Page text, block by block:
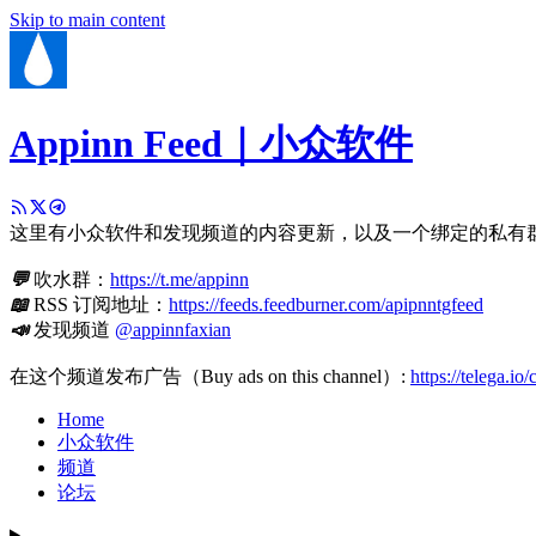
Skip to main content
Appinn Feed｜小众软件
这里有小众软件和发现频道的内容更新，以及一个绑定的私有
💬吹水群： https://t.me/appinn
📖RSS 订阅地址： https://feeds.feedburner.com/apipnntgfeed
📣发现频道 @appinnfaxian
在这个频道发布广告（Buy ads on this channel）: https://telega.io/
Home
小众软件
频道
论坛